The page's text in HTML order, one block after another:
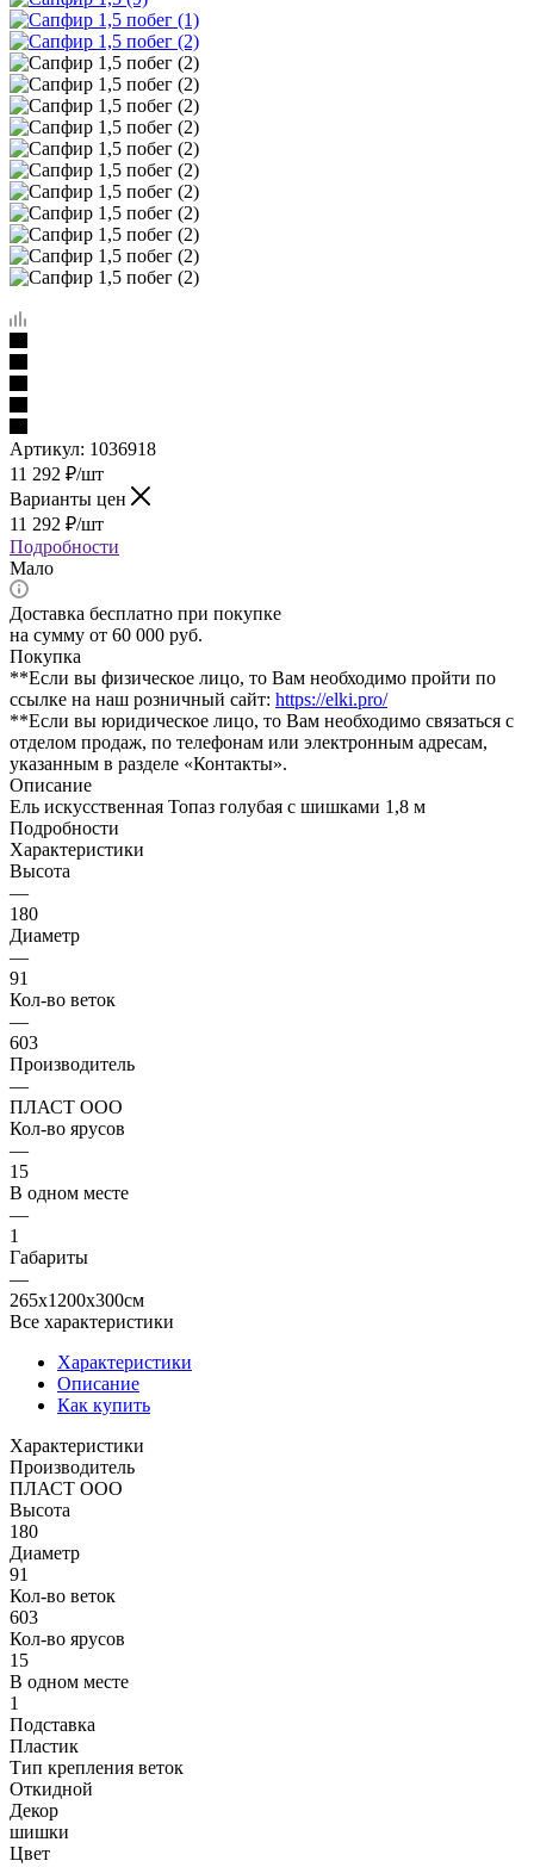
Артикул: 1036918
11 292 ₽/шт
Варианты цен
11 292 ₽/шт
Подробности
Мало
Доставка бесплатно при покупке
на сумму от 60 000 руб.
Покупка
**Если вы физическое лицо, то Вам необходимо пройти по
ссылке на наш розничный сайт: https://elki.pro/
**Если вы юридическое лицо, то Вам необходимо связаться с
отделом продаж, по телефонам или электронным адресам,
указанным в разделе «Контакты».
Описание
Ель искусственная Топаз голубая с шишками 1,8 м
Подробности
Характеристики
Высота
—
180
Диаметр
—
91
Кол-во веток
—
603
Производитель
—
ПЛАСТ ООО
Кол-во ярусов
—
15
В одном месте
—
1
Габариты
—
265x1200x300см
Все характеристики
Характеристики
Описание
Как купить
Характеристики
Производитель
ПЛАСТ ООО
Высота
180
Диаметр
91
Кол-во веток
603
Кол-во ярусов
15
В одном месте
1
Подставка
Пластик
Тип крепления веток
Откидной
Декор
шишки
Цвет